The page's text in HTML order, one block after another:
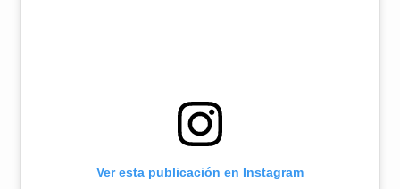
Ver esta publicación en Instagram